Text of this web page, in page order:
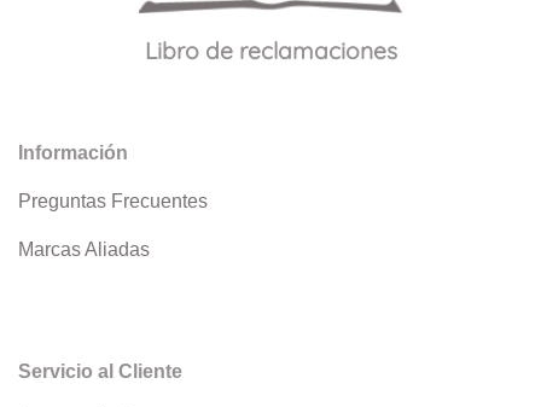
Libro de reclamaciones
Información
Preguntas Frecuentes
Marcas Aliadas
Servicio al Cliente